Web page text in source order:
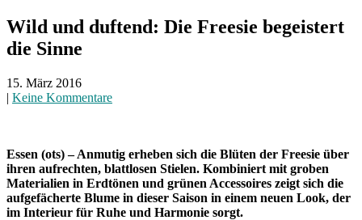
Wild und duftend: Die Freesie begeistert
die Sinne
15. März 2016
| Keine Kommentare
Essen (ots) – Anmutig erheben sich die Blüten der Freesie über
ihren aufrechten, blattlosen Stielen. Kombiniert mit groben
Materialien in Erdtönen und grünen Accessoires zeigt sich die
aufgefächerte Blume in dieser Saison in einem neuen Look, der
im Interieur für Ruhe und Harmonie sorgt.